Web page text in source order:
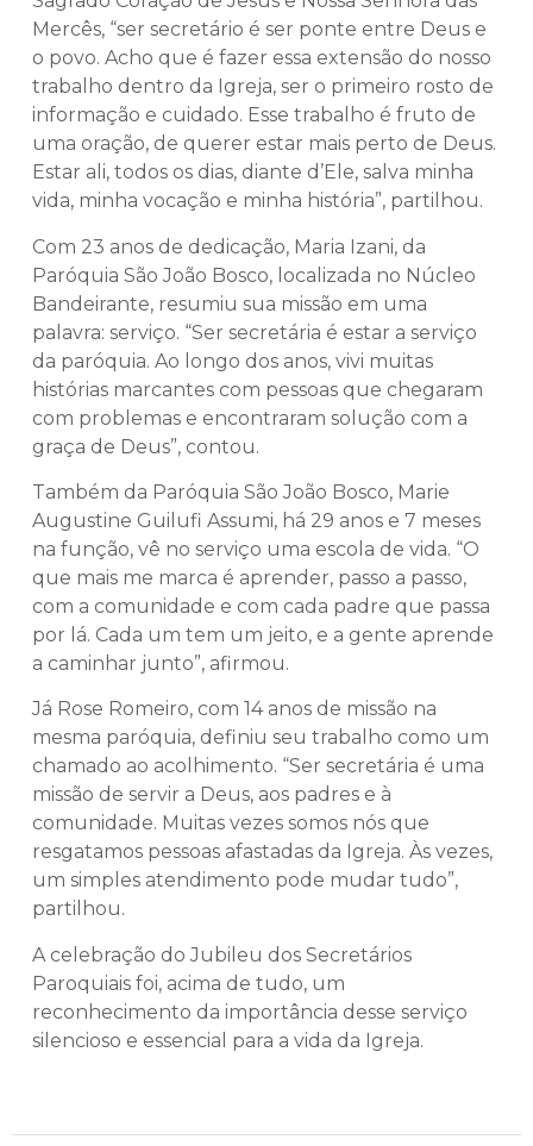
Mercês, “ser secretário é ser ponte entre Deus e
o povo. Acho que é fazer essa extensão do nosso
trabalho dentro da Igreja, ser o primeiro rosto de
informação e cuidado. Esse trabalho é fruto de
uma oração, de querer estar mais perto de Deus.
Estar ali, todos os dias, diante d’Ele, salva minha
vida, minha vocação e minha história”, partilhou.
Com 23 anos de dedicação, Maria Izani, da
Paróquia São João Bosco, localizada no Núcleo
Bandeirante, resumiu sua missão em uma
palavra: serviço. “Ser secretária é estar a serviço
da paróquia. Ao longo dos anos, vivi muitas
histórias marcantes com pessoas que chegaram
com problemas e encontraram solução com a
graça de Deus”, contou.
Também da Paróquia São João Bosco, Marie
Augustine Guilufi Assumi, há 29 anos e 7 meses
na função, vê no serviço uma escola de vida. “O
que mais me marca é aprender, passo a passo,
com a comunidade e com cada padre que passa
por lá. Cada um tem um jeito, e a gente aprende
a caminhar junto”, afirmou.
Já Rose Romeiro, com 14 anos de missão na
mesma paróquia, definiu seu trabalho como um
chamado ao acolhimento. “Ser secretária é uma
missão de servir a Deus, aos padres e à
comunidade. Muitas vezes somos nós que
resgatamos pessoas afastadas da Igreja. Às vezes,
um simples atendimento pode mudar tudo”,
partilhou.
A celebração do Jubileu dos Secretários
Paroquiais foi, acima de tudo, um
reconhecimento da importância desse serviço
silencioso e essencial para a vida da Igreja.